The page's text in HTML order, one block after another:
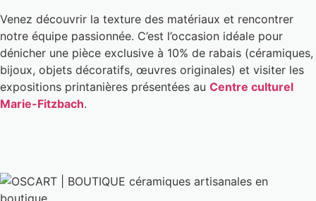
Venez découvrir la texture des matériaux et rencontrer
notre équipe passionnée. C’est l’occasion idéale pour
dénicher une pièce exclusive à 10% de rabais (céramiques,
bijoux, objets décoratifs, œuvres originales) et visiter les
expositions printanières présentées au Centre culturel
Marie-Fitzbach.